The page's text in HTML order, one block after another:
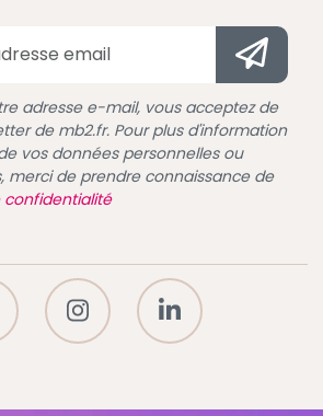
adresse e-mail, vous acceptez de
de mb2.fr. Pour plus d'information
vos données personnelles ou
merci de prendre connaissance de
confidentialité